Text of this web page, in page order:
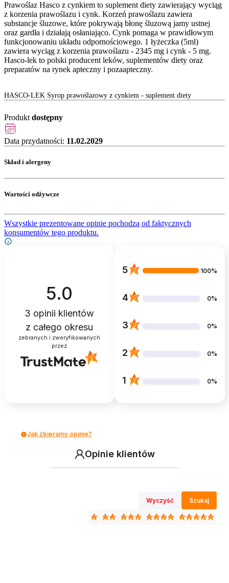
Prawoślaz Hasco z cynkiem to suplement diety zawierający wyciąg
z korzenia prawoślazu i cynk. Korzeń prawoślazu zawiera
substancje śluzowe, które pokrywają błonę śluzową jamy ustnej
oraz gardła i działają osłaniająco. Cynk pomaga w prawidłowym
funkcjonowaniu układu odpornościowego. 1 łyżeczka (5ml)
zawiera wyciąg z korzenia prawoślazu - 2345 mg i cynk - 5 mg.
Hasco-lek to polski producent leków, suplementów diety oraz
preparatów na rynek apteczny i pozaapteczny.
HASCO-LEK Syrop prawoślazowy z cynkiem - suplement diety
Produkt dostępny
Data przydatności: 11.02.2029
Skład i alergeny
Wartości odżywcze
Wszystkie prezentowane opinie pochodzą od faktycznych
konsumentów tego produktu.
5.0
3 opinii klientów
z całego okresu
zebranych i zweryfikowanych
przez
5 100%
4 0%
3 0%
2 0%
1 0%
Jak zbieramy opinie?
Opinie klientów
Wyczyść Szukaj